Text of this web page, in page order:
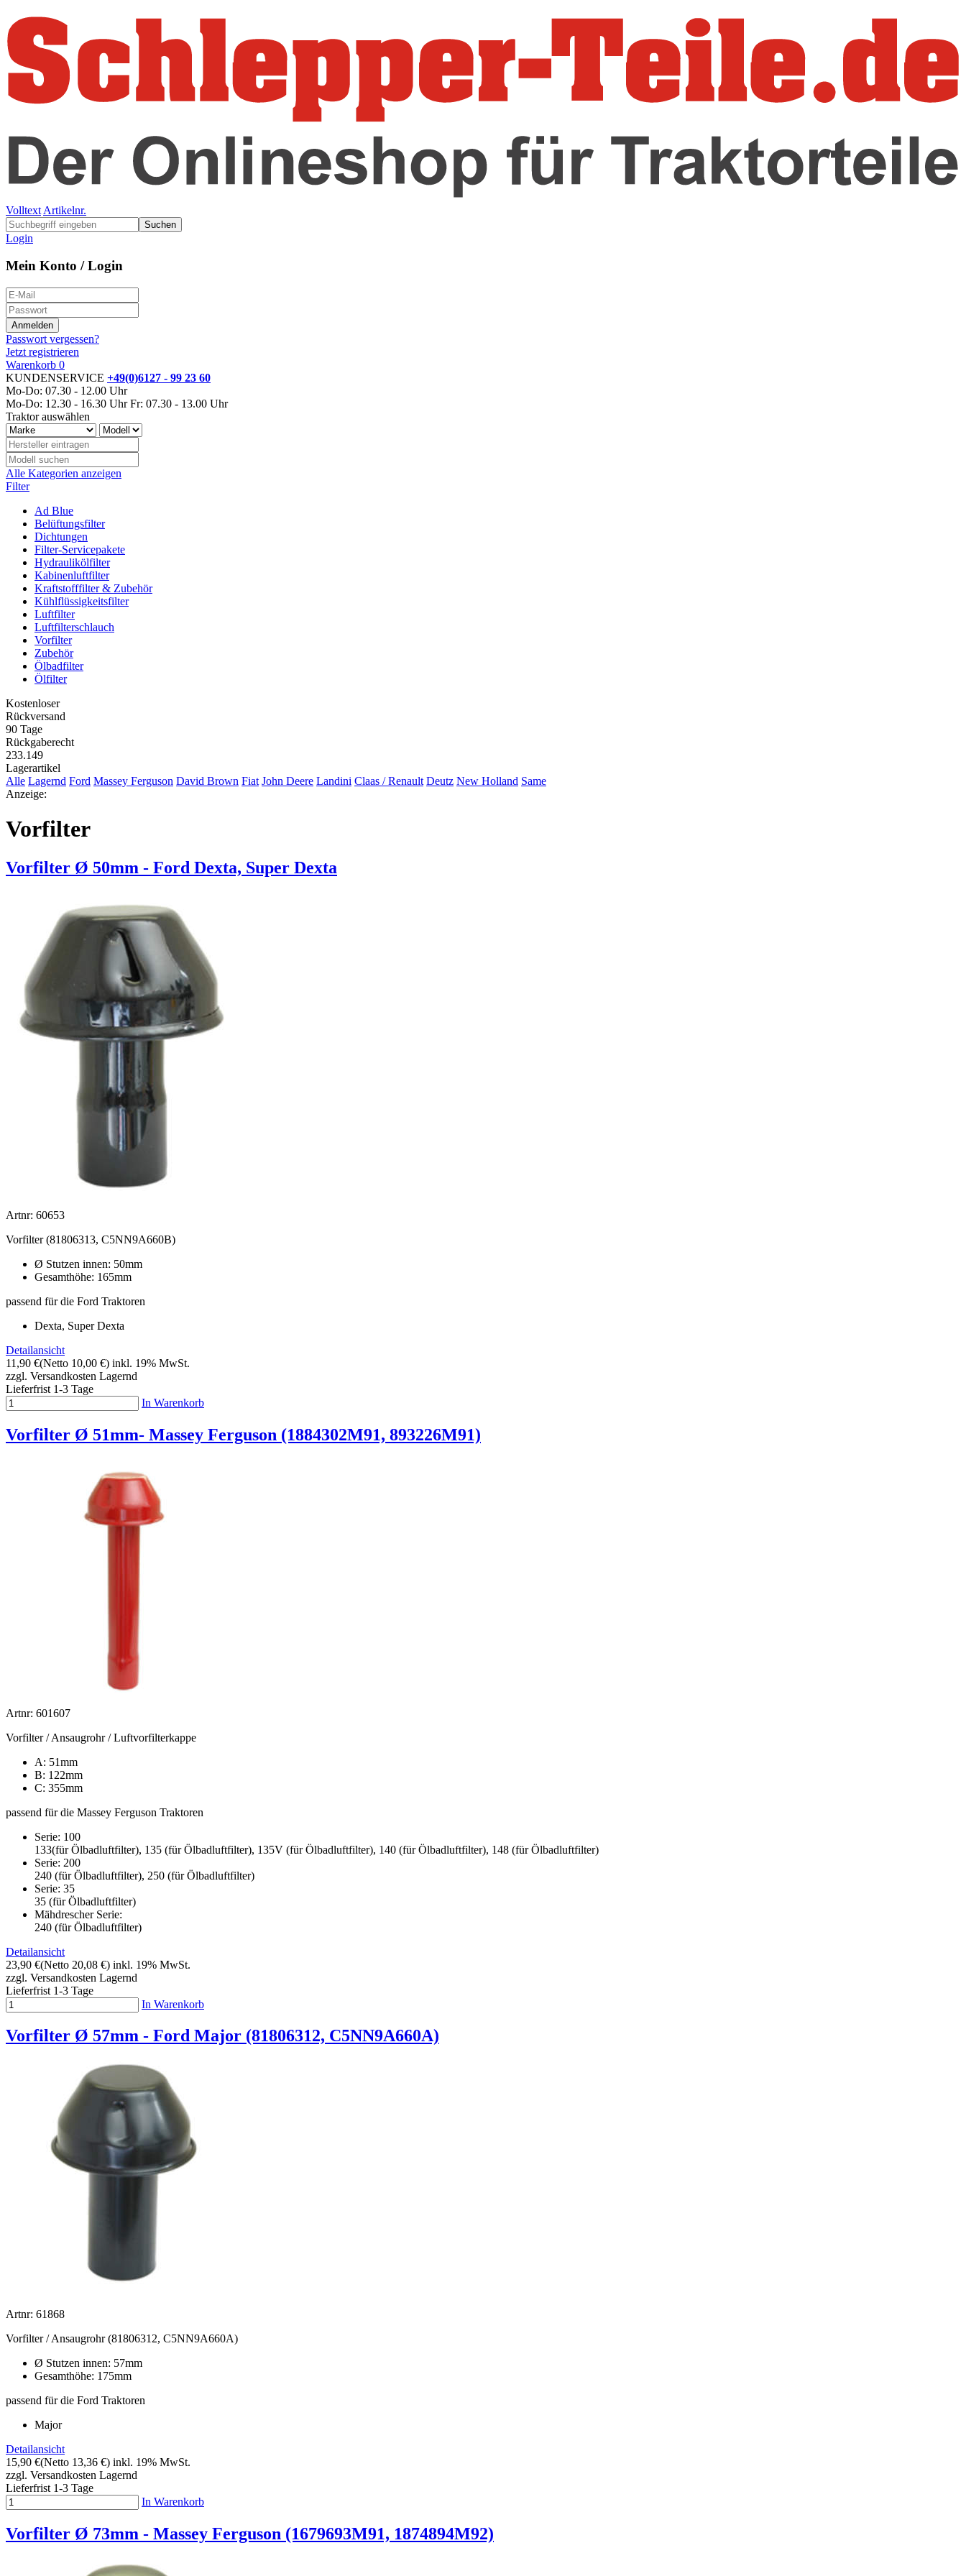
Volltext Artikelnr.
Suchen
Login
Mein Konto / Login
Passwort vergessen?
Jetzt registrieren
Warenkorb 0
KUNDENSERVICE +49(0)6127 - 99 23 60
Mo-Do: 07.30 - 12.00 Uhr
Mo-Do: 12.30 - 16.30 Uhr Fr: 07.30 - 13.00 Uhr
Traktor auswählen
Alle Kategorien anzeigen
Filter
Ad Blue
Belüftungsfilter
Dichtungen
Filter-Servicepakete
Hydraulikölfilter
Kabinenluftfilter
Kraftstofffilter & Zubehör
Kühlflüssigkeitsfilter
Luftfilter
Luftfilterschlauch
Vorfilter
Zubehör
Ölbadfilter
Ölfilter
Kostenloser
Rückversand
90 Tage
Rückgaberecht
233.149
Lagerartikel
Alle Lagernd Ford Massey Ferguson David Brown Fiat John Deere Landini Claas / Renault Deutz New Holland Same
Anzeige:
Vorfilter
Vorfilter Ø 50mm - Ford Dexta, Super Dexta
Artnr: 60653
Vorfilter (81806313, C5NN9A660B)
Ø Stutzen innen: 50mm
Gesamthöhe: 165mm
passend für die Ford Traktoren
Dexta, Super Dexta
Detailansicht
11,90 €(Netto 10,00 €) inkl. 19% MwSt.
zzgl. Versandkosten Lagernd
Lieferfrist 1-3 Tage
In Warenkorb
Vorfilter Ø 51mm- Massey Ferguson (1884302M91, 893226M91)
Artnr: 601607
Vorfilter / Ansaugrohr / Luftvorfilterkappe
A: 51mm
B: 122mm
C: 355mm
passend für die Massey Ferguson Traktoren
Serie: 100
133(für Ölbadluftfilter), 135 (für Ölbadluftfilter), 135V (für Ölbadluftfilter), 140 (für Ölbadluftfilter), 148 (für Ölbadluftfilter)
Serie: 200
240 (für Ölbadluftfilter), 250 (für Ölbadluftfilter)
Serie: 35
35 (für Ölbadluftfilter)
Mähdrescher Serie:
240 (für Ölbadluftfilter)
Detailansicht
23,90 €(Netto 20,08 €) inkl. 19% MwSt.
zzgl. Versandkosten Lagernd
Lieferfrist 1-3 Tage
In Warenkorb
Vorfilter Ø 57mm - Ford Major (81806312, C5NN9A660A)
Artnr: 61868
Vorfilter / Ansaugrohr (81806312, C5NN9A660A)
Ø Stutzen innen: 57mm
Gesamthöhe: 175mm
passend für die Ford Traktoren
Major
Detailansicht
15,90 €(Netto 13,36 €) inkl. 19% MwSt.
zzgl. Versandkosten Lagernd
Lieferfrist 1-3 Tage
In Warenkorb
Vorfilter Ø 73mm - Massey Ferguson (1679693M91, 1874894M92)